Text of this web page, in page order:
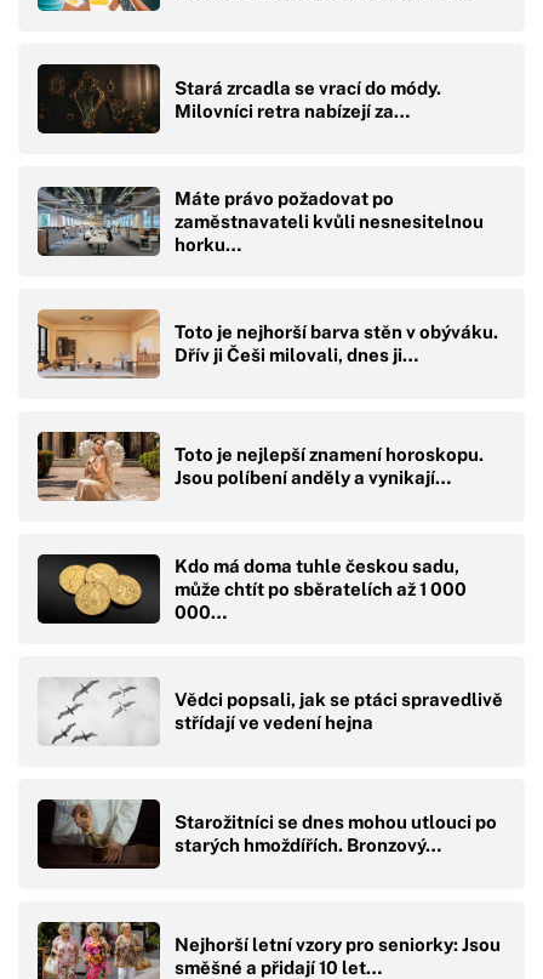
Stará zrcadla se vrací do módy.
Milovníci retra nabízejí za…
Máte právo požadovat po
zaměstnavateli kvůli nesnesitelnou
horku…
Toto je nejhorší barva stěn v obýváku.
Dřív ji Češi milovali, dnes ji…
Toto je nejlepší znamení horoskopu.
Jsou políbení anděly a vynikají…
Kdo má doma tuhle českou sadu,
může chtít po sběratelích až 1 000
000…
Vědci popsali, jak se ptáci spravedlivě
střídají ve vedení hejna
Starožitníci se dnes mohou utlouci po
starých hmoždířích. Bronzový…
Nejhorší letní vzory pro seniorky: Jsou
směšné a přidají 10 let…